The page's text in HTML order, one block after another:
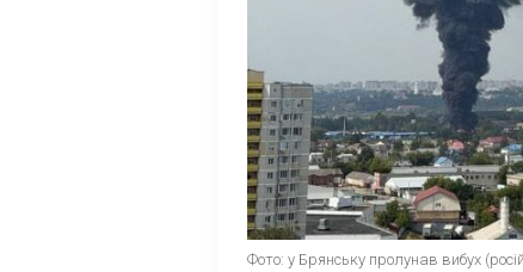
Фото: у Брянську пролунав вибух